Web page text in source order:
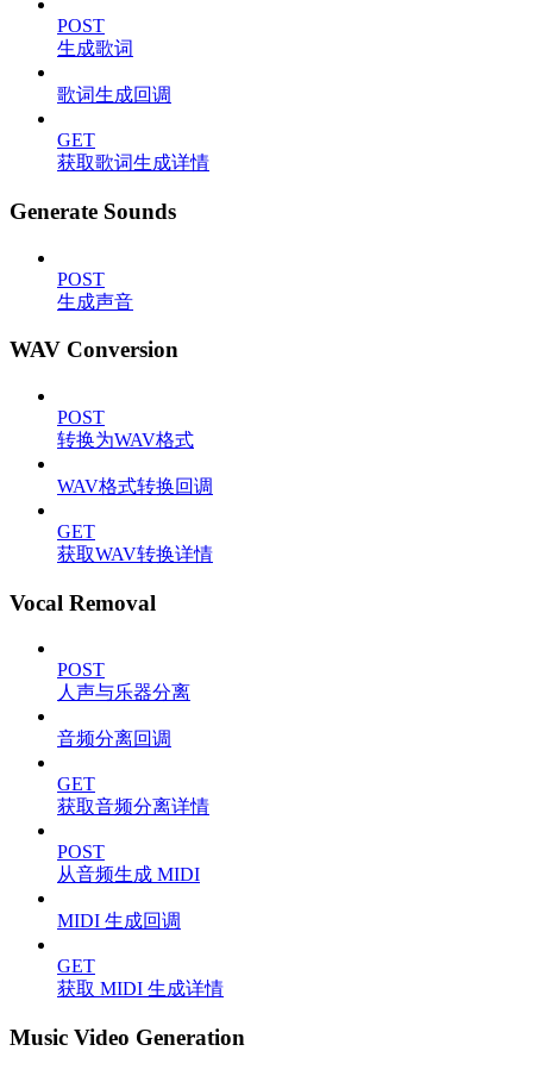
POST
生成歌词
歌词生成回调
GET
获取歌词生成详情
Generate Sounds
POST
生成声音
WAV Conversion
POST
转换为WAV格式
WAV格式转换回调
GET
获取WAV转换详情
Vocal Removal
POST
人声与乐器分离
音频分离回调
GET
获取音频分离详情
POST
从音频生成 MIDI
MIDI 生成回调
GET
获取 MIDI 生成详情
Music Video Generation